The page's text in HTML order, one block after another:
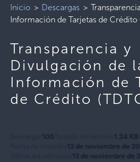
Inicio > Descargas >
Información de Tarjetas de Crédito
Transparencia y
Divulgación de
Información de
de Crédito
100 1.24 KB
12 de noviembre de
12 de noviembre de